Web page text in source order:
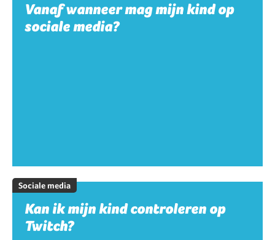
Vanaf wanneer mag mijn kind op
sociale media?
Sociale media
Kan ik mijn kind controleren op
Twitch?